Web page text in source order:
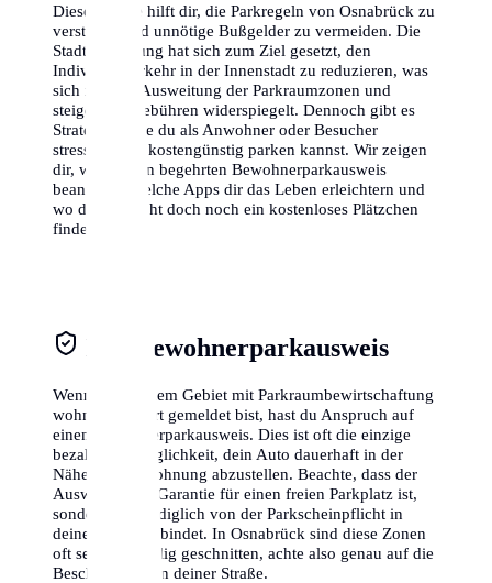
Dieser Guide hilft dir, die Parkregeln von Osnabrück zu
verstehen und unnötige Bußgelder zu vermeiden. Die
Stadtverwaltung hat sich zum Ziel gesetzt, den
Individualverkehr in der Innenstadt zu reduzieren, was
sich in einer Ausweitung der Parkraumzonen und
steigenden Gebühren widerspiegelt. Dennoch gibt es
Strategien, wie du als Anwohner oder Besucher
stressfrei und kostengünstig parken kannst. Wir zeigen
dir, wie du den begehrten Bewohnerparkausweis
beantragst, welche Apps dir das Leben erleichtern und
wo du vielleicht doch noch ein kostenloses Plätzchen
findest.
Der Bewohnerparkausweis
Wenn du in einem Gebiet mit Parkraumbewirtschaftung
wohnst and dort gemeldet bist, hast du Anspruch auf
einen Bewohnerparkausweis. Dies ist oft die einzige
bezahlbare Möglichkeit, dein Auto dauerhaft in der
Nähe deiner Wohnung abzustellen. Beachte, dass der
Ausweis keine Garantie für einen freien Parkplatz ist,
sondern dich lediglich von der Parkscheinpflicht in
deiner Zone entbindet. In Osnabrück sind diese Zonen
oft sehr kleinteilig geschnitten, achte also genau auf die
Beschilderung in deiner Straße.